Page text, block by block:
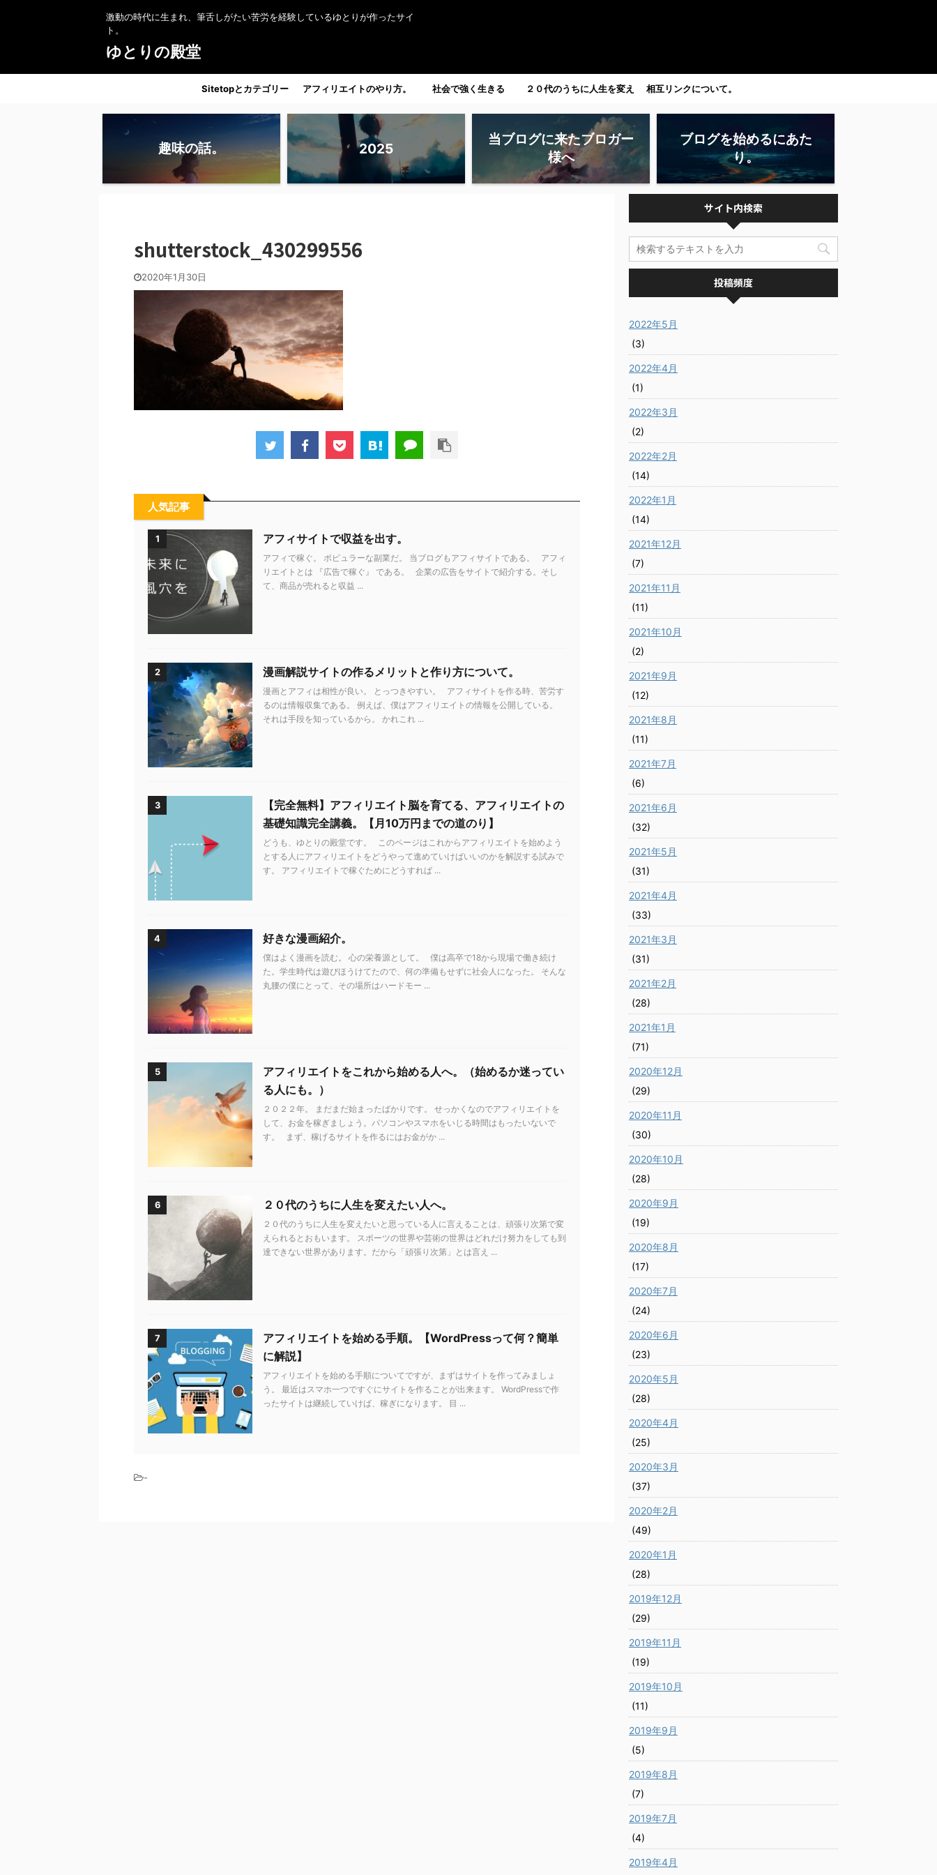
激動の時代に生まれ、筆舌しがたい苦労を経験しているゆとりが作ったサイ
ト。
ゆとりの殿堂
Sitetopとカテゴリー アフィリエイトのやり方。 社会で強く生きる ２０代のうちに人生を変え
たい人へ。
相互リンクについて。
趣味の話。 2025
当ブログに来たブロガー
様へ
ブログを始めるにあた
り。
shutterstock_430299556
2020年1月30日
人気記事
1 アフィサイトで収益を出す。
アフィで稼ぐ。 ポピュラーな副業だ。 当ブログもアフィサイトである。 アフィ
リエイトとは 『広告で稼ぐ』 である。 企業の広告をサイトで紹介する。そし
て、商品が売れると収益 ...
2 漫画解説サイトの作るメリットと作り方について。
漫画とアフィは相性が良い。 とっつきやすい。 アフィサイトを作る時、苦労す
るのは情報収集である。 例えば、僕はアフィリエイトの情報を公開している。
それは手段を知っているから。 かれこれ ...
3
【完全無料】アフィリエイト脳を育てる、アフィリエイトの
基礎知識完全講義。【月10万円までの道のり】
どうも、ゆとりの殿堂です。 このページはこれからアフィリエイトを始めよう
とする人にアフィリエイトをどうやって進めていけばいいのかを解説する試みで
す。 アフィリエイトで稼ぐためにどうすれば ...
4 好きな漫画紹介。
僕はよく漫画を読む。 心の栄養源として。 僕は高卒で18から現場で働き続け
た。学生時代は遊びほうけてたので、何の準備もせずに社会人になった。 そんな
丸腰の僕にとって、その場所はハードモー ...
5
アフィリエイトをこれから始める人へ。（始めるか迷ってい
る人にも。）
２０２２年。 まだまだ始まったばかりです。 せっかくなのでアフィリエイトを
して、お金を稼ぎましょう。パソコンやスマホをいじる時間はもったいないで
す。 まず、稼げるサイトを作るにはお金がか ...
6 ２０代のうちに人生を変えたい人へ。
２０代のうちに人生を変えたいと思っている人に言えることは、頑張り次第で変
えられるとおもいます。 スポーツの世界や芸術の世界はどれだけ努力をしても到
達できない世界があります。だから「頑張り次第」とは言え ...
7
アフィリエイトを始める手順。【WordPressって何？簡単
に解説】
アフィリエイトを始める手順についてですが、まずはサイトを作ってみましょ
う。 最近はスマホ一つですぐにサイトを作ることが出来ます。 WordPressで作
ったサイトは継続していけば、稼ぎになります。 目 ...
-
サイト内検索
投稿頻度
2022年5月
(3)
2022年4月
(1)
2022年3月
(2)
2022年2月
(14)
2022年1月
(14)
2021年12月
(7)
2021年11月
(11)
2021年10月
(2)
2021年9月
(12)
2021年8月
(11)
2021年7月
(6)
2021年6月
(32)
2021年5月
(31)
2021年4月
(33)
2021年3月
(31)
2021年2月
(28)
2021年1月
(71)
2020年12月
(29)
2020年11月
(30)
2020年10月
(28)
2020年9月
(19)
2020年8月
(17)
2020年7月
(24)
2020年6月
(23)
2020年5月
(28)
2020年4月
(25)
2020年3月
(37)
2020年2月
(49)
2020年1月
(28)
2019年12月
(29)
2019年11月
(19)
2019年10月
(11)
2019年9月
(5)
2019年8月
(7)
2019年7月
(4)
2019年4月